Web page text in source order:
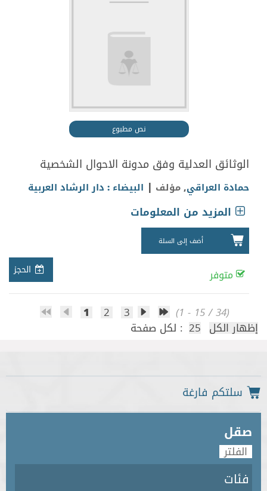
نص مطبوع
الوثائق العدلية وفق مدونة الاحوال الشخصية
حمادة العراقي, مؤلف | البيضاء : دار الرشاد العربية
المزيد من المعلومات
أضف إلى السلة
الحجز متوفر
1 2 3
(1 - 15 / 34)
لكل صفحة : 25 إظهار الكل
صقل
فئات